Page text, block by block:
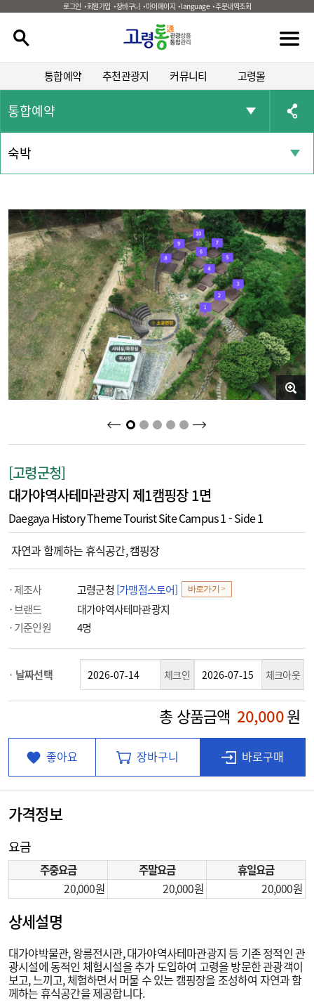
로그인 회원가입 장바구니 마이페이지 language 주문내역조회
통합예약 추천관광지 커뮤니티 고령몰
통합예약
숙박
2 3 4 5
[고령군청]
대가야역사테마관광지 제1캠핑장 1면
Daegaya History Theme Tourist Site Campus 1 - Side 1
자연과 함께하는 휴식공간, 캠핑장
제조사 고령군청 [가맹점스토어] 바로가기 >
브랜드
대가야역사테마관광지
기준인원
4명
날짜선택 체크인 체크아웃
총 상품금액 20,000원
좋아요 장바구니 바로구매
가격정보
요금
주중요금 주말요금
휴일요금
20,000
20,000 20,000
상세설명
대가야박물관, 왕릉전시관, 대가야역사테마관광지 등 기존 정적인 관
광시설에 동적인 체험시설을 추가 도입하여 고령을 방문한 관광객이
보고, 느끼고, 체험하면서 머물 수 있는 캠핑장을 조성하여 자연과 함
께하는 휴식공간을 제공합니다.